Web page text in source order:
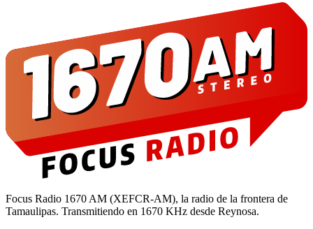
Focus Radio 1670 AM (XEFCR-AM), la radio de la frontera de
Tamaulipas. Transmitiendo en 1670 KHz desde Reynosa.